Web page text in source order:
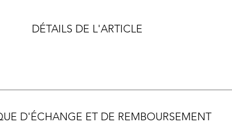
DÉTAILS DE L'ARTICLE
D'ÉCHANGE ET DE REMBOURSEMENT